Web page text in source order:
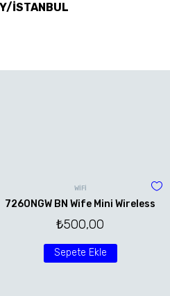
İSTANBUL
WİFİ
7260NGW BN Wife Mini Wireless
₺500,00
Sepete Ekle